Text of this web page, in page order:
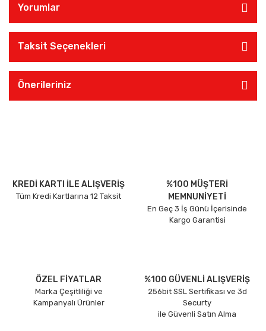
Yorumlar
Taksit Seçenekleri
Önerileriniz
KREDİ KARTI İLE ALIŞVERİŞ
Tüm Kredi Kartlarına 12 Taksit
%100 MÜŞTERİ
MEMNUNİYETİ
En Geç 3 İş Günü İçerisinde
Kargo Garantisi
ÖZEL FİYATLAR
Marka Çeşitliliği ve
Kampanyalı Ürünler
%100 GÜVENLİ ALIŞVERİŞ
256bit SSL Sertifikası ve 3d
Securty
ile Güvenli Satın Alma